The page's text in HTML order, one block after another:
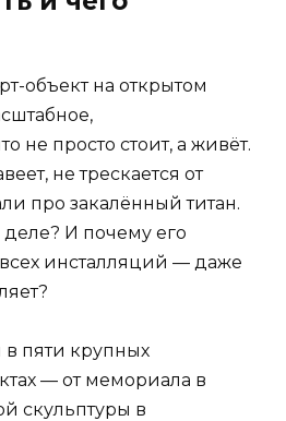
объект на открытом
не просто стоит, а живёт.
не трескается от
про закалённый титан.
деле? И почему его
инсталляций — даже
в пяти крупных
— от мемориала в
скульптуры в